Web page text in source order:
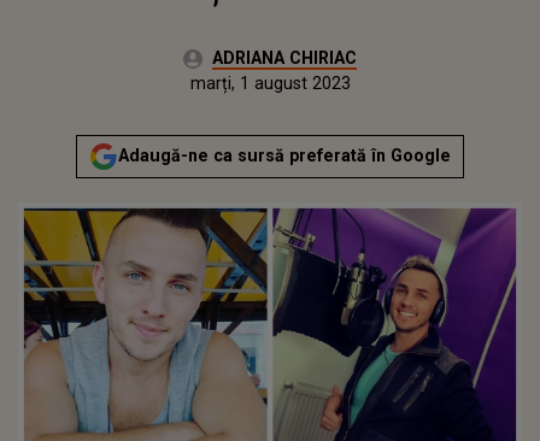
Autor:ADRIANA CHIRIAC
Actualizat:
marți, 1 august 2023
Adaugă-ne ca sursă preferată în Google